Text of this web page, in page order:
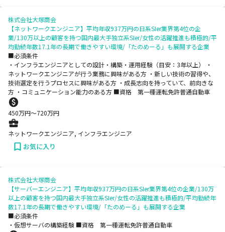
株式会社大塚商会
【ネットワークエンジニア】平均年収937万円の日系SIer業界第4位の企
業/130万以上の顧客を持つ国内最大手独立系SIer/女性の活躍推進も積極的/平
均勤続年数17.1年の長期で働きやすい環境/「たのめーる」も展開する企業
■必須条件
・インフラエンジニアとしての設計・構築・運用経験（目安：3年以上） ・
ネットワークエンジニアが行う業務に興味がある方 ・新しい技術の習得や、
技術選定を行うプロセスに興味がある方 ・成長志向を持っていて、前向きな
方 ・コミュニケーション能力のある方 ■資格 第一種運転免許普通自動車
450万円〜720万円
ネットワークエンジニア, インフラエンジニア
お気に入り
株式会社大塚商会
【サーバーエンジニア】平均年収937万円の日系SIer業界第4位の企業/130万
以上の顧客を持つ国内最大手独立系SIer/女性の活躍推進も積極的/平均勤続年
数17.1年の長期で働きやすい環境/「たのめーる」も展開する企業
■必須条件
・仮想サーバの構築経験 ■資格 第一種運転免許普通自動車